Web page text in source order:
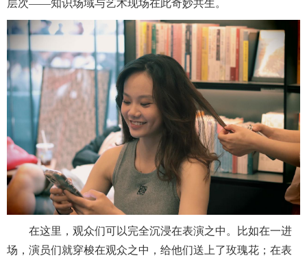
层次——知识场域与艺术现场在此奇妙共生。
在这里，观众们可以完全沉浸在表演之中。比如在一进
场，演员们就穿梭在观众之中，给他们送上了玫瑰花；在表